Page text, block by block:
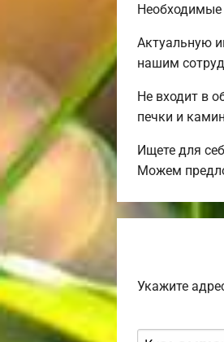
Актуальную
нашим
Не входит в
печки и
Ищете для
Можем
Укажите